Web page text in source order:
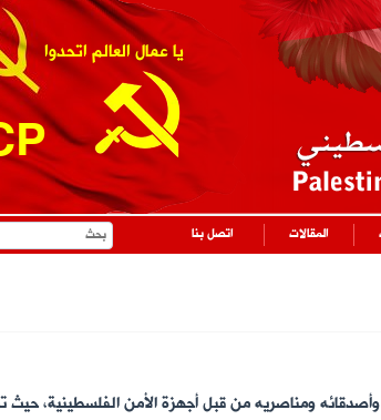
يا عمال العالم اتحدوا
المقالات اتصل بنا
ومناصريه من قبل أجهزة الأمن الفلسطينية، حيث